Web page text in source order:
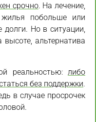
срочно. На лечение,
жилья побольше или
Но в ситуации,
высоте, альтернатива
реальностью: либо
без поддержки.
в случае просрочек